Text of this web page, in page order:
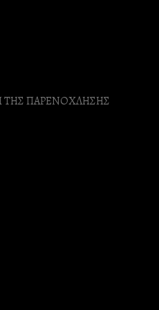
ΤΗΣ ΠΑΡΕΝΟΧΛΗΣΗΣ